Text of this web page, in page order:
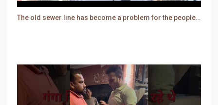
The old sewer line has become a problem for the people. Sewer water is entering people's houses.